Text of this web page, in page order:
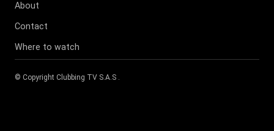
About
Contact
Where to watch
© Copyright Clubbing TV S.A.S .